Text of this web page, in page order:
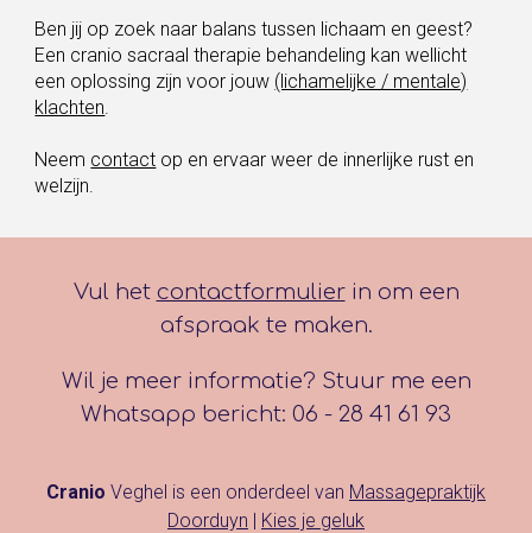
Ben jij op zoek naar balans tussen lichaam en geest?
Een cranio sacraal therapie behandeling kan wellicht
een oplossing zijn voor jouw (lichamelijke / mentale)
klachten.
Neem contact op en ervaar weer de innerlijke rust en
welzijn.
Vul het contactformulierin om een
afspraak te maken.
Wil je meer informatie? Stuur me een
Whatsapp bericht: 06 - 28 41 61 93
Cranio Veghel is een onderdeel van Massagepraktijk
Doorduyn | Kies je geluk